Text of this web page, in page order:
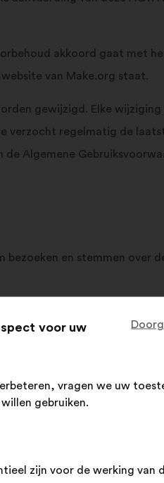
akkoord gaat met
van Make.org staat.
gewijzigd. Elke
verzocht regelmatig de
Algemene
bezoeken en stemmen over
Gebruikers kunnen
in te vullen. Zij
als ‘Geregistreerde
verstrekte
bij te werken door
voor uw
vragen we uw
gebruiken.
zijn voor de werking van